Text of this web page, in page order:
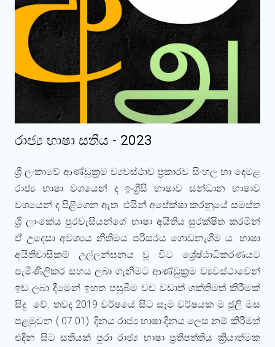
රාජ්‍ය භාෂා සතිය - 2023
ශ්‍රී ලංකාවේ ආණ්ඩුක්‍රම ව්‍යවස්ථාව ප්‍රකාරව සිංහල හා දෙමළ
රාජ්‍ය භාෂා වශයෙන් ද ඉංග්‍රීසි භාෂාව සන්ධාන භාෂාව
වශයෙන් ද පිළිගෙන ඇත. එයින් අපේක්ෂා කරනුයේ සමස්ත
ශ්‍රී ලාංකේය පුරවැසියන්ගේ භාෂා අයිතිය සුරක්ෂිත කරමින්
ඒ උදෙසා අවශ්‍යය නීතිමය පරිසරය ගොඩනැගීම ය. භාෂා
අයිතිවාසිකම් උල්ලන්ඝනය වූ විට ශ්‍රේෂ්ඨාධිකරණයට
පැමිණිලිකර සහය ලබා ගැනීමට ආණ්ඩුක්‍රම ව්‍යවස්ථාවෙන්
ඉඩ ලබා දීමෙන් ඉහත පසුබිම වඩ වඩාත් ශක්තිමත් කිරීමක්
සිදු වේ. තවද 2019 වර්ෂයේ සිට සෑම වර්ෂයක ම ජූලි මස
පළමුවන ( 07.01) දිනය රාජ්‍ය භාෂා දිනය ලෙස නම් කිරීමත්
එදින සිට සතියක් පුරා රාජ්‍ය භාෂා ප්‍රතිපත්තිය ක්‍රියාත්මක